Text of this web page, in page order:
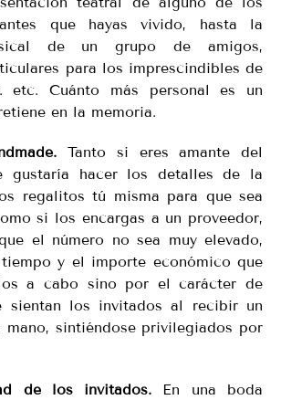
que hayas vivido, hasta la
de un grupo de amigos,
para los imprescindibles de
etc. Cuánto más personal es un
en la memoria.
Tanto si eres amante del
gustaría hacer los detalles de la
regalitos tú misma para que sea
si los encargas a un proveedor,
el número no sea muy elevado,
y el importe económico que
a cabo sino por el carácter de
sientan los invitados al recibir un
mano, sintiéndose privilegiados por
de los invitados. En una boda